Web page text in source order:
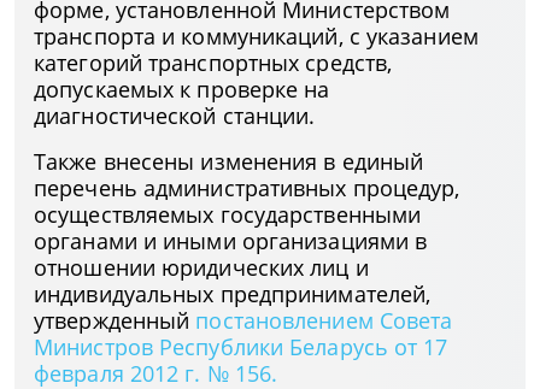
форме, установленной Министерством
транспорта и коммуникаций, с указанием
категорий транспортных средств,
допускаемых к проверке на
диагностической станции.
Также внесены изменения в единый
перечень административных процедур,
осуществляемых государственными
органами и иными организациями в
отношении юридических лиц и
индивидуальных предпринимателей,
утвержденный постановлением Совета
Министров Республики Беларусь от 17
февраля 2012 г. № 156.